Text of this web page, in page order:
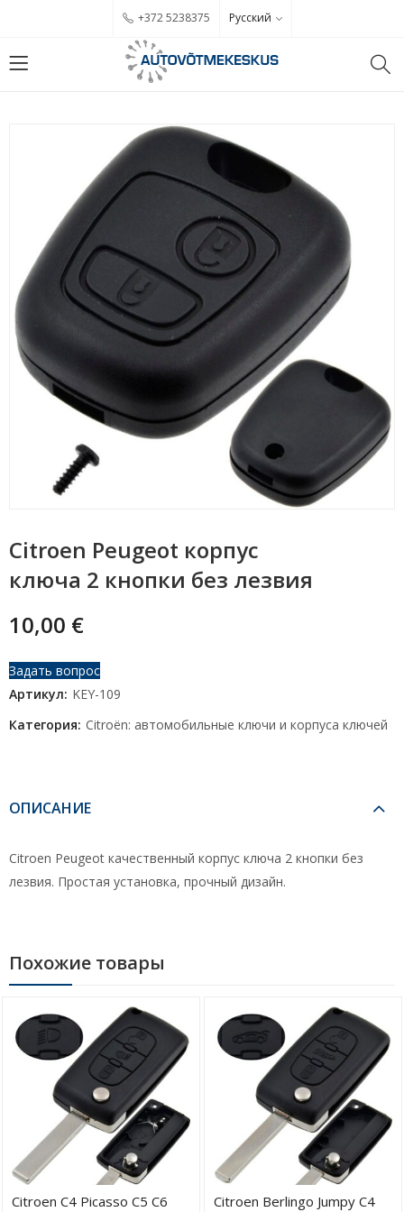
+372 5238375 Русский
Citroen Peugeot корпус
ключа 2 кнопки без лезвия
10,00 €
Задать вопрос
Артикул: KEY-109
Категория: Citroën: автомобильные ключи и корпуса ключей
ОПИСАНИЕ
Citroen Peugeot качественный корпус ключа 2 кнопки без
лезвия. Простая установка, прочный дизайн.
Похожие товары
Citroen C4 Picasso C5 C6
Citroen Berlingo Jumpy C4